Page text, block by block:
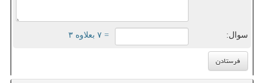
سوال: = ۷ بعلاوه ۳